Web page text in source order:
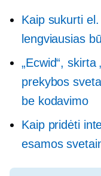
Kaip sukurti
lengviausias
„Ecwid“,
prekybos
be kodavimo
Kaip pridėti
esamos